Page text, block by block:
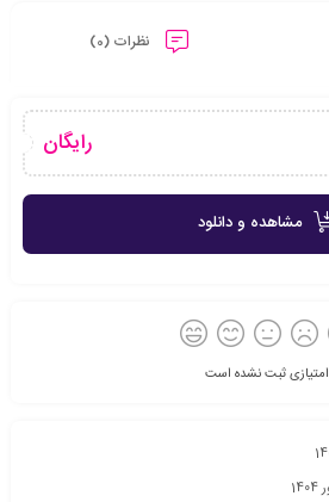
نظرات (0)
رایگان
مشاهده و دانلود
امتیازی ثبت نشده است